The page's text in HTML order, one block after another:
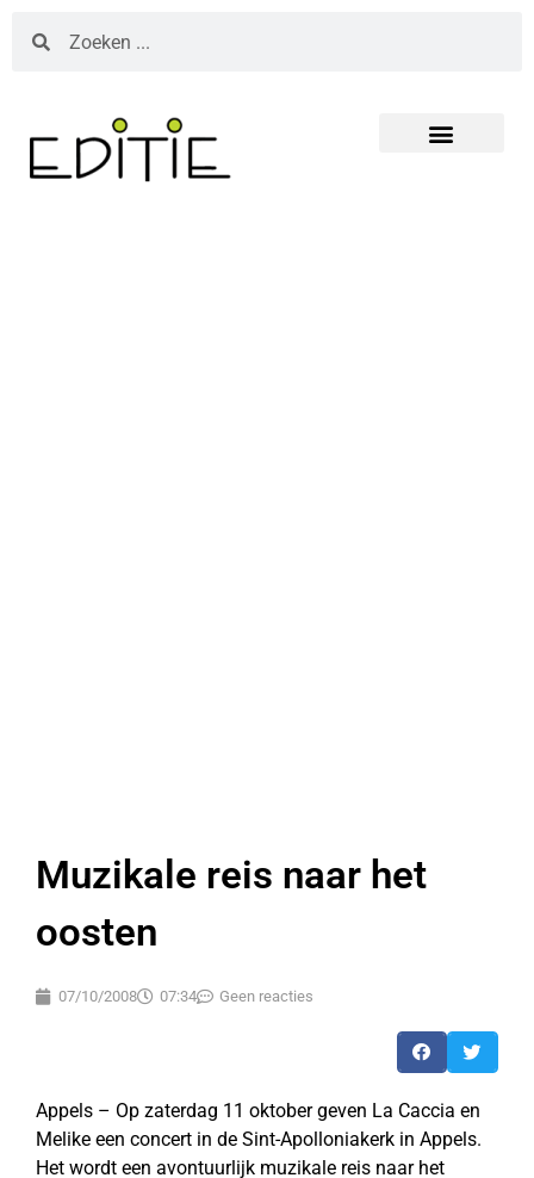
Muzikale reis naar het
oosten
07/10/2008 07:34 Geen reacties
Appels – Op zaterdag 11 oktober geven La Caccia en
Melike een concert in de Sint-Apolloniakerk in Appels.
Het wordt een avontuurlijk muzikale reis naar het